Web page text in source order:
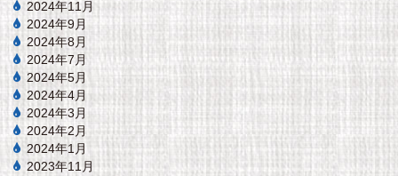
2024年11月
2024年9月
2024年8月
2024年7月
2024年5月
2024年4月
2024年3月
2024年2月
2024年1月
2023年11月